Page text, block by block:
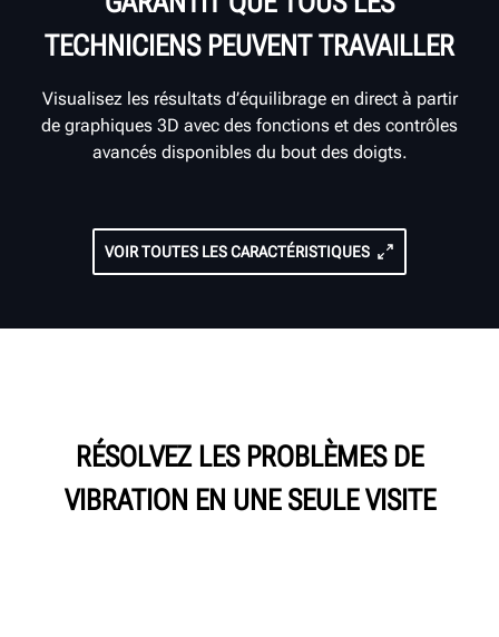
TECHNICIENS PEUVENT TRAVAILLER
Visualisez les résultats d’équilibrage en direct à partir
de graphiques 3D avec des fonctions et des contrôles
avancés disponibles du bout des doigts.
VOIR TOUTES LES CARACTÉRISTIQUES
RÉSOLVEZ LES PROBLÈMES DE
VIBRATION EN UNE SEULE VISITE